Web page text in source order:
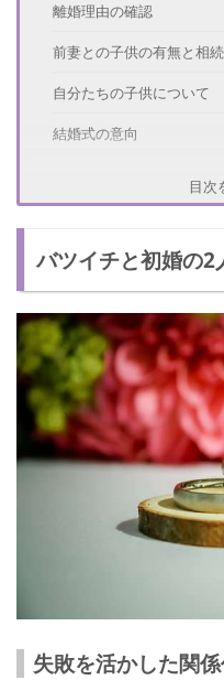
離婚理由の確認
前妻との子供の有無と相続
自分たちの子供について
結婚式の意向
前妻に嫉妬しない
連れ子との関係も重要
バツイチと初婚の夫婦に聞い
共同生活がしやすい
気配り上手
とても大切にしてくれる
注意点には気をつけよう！
目次
バツイチと初婚の2
失敗を活かした関係